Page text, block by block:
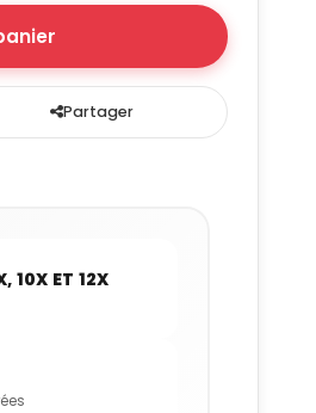
Partager
10X ET 12X